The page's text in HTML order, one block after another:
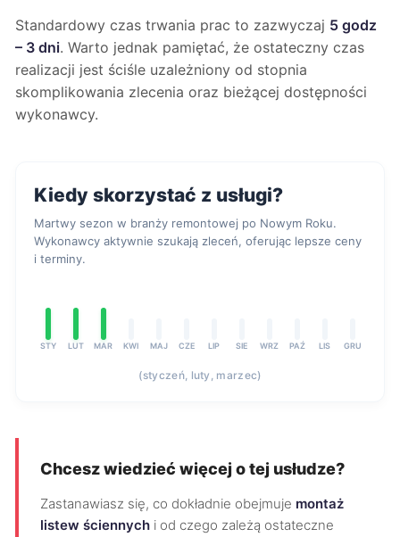
Standardowy czas trwania prac to zazwyczaj 5 godz
– 3 dni. Warto jednak pamiętać, że ostateczny czas
realizacji jest ściśle uzależniony od stopnia
skomplikowania zlecenia oraz bieżącej dostępności
wykonawcy.
Kiedy skorzystać z usługi?
Martwy sezon w branży remontowej po Nowym Roku.
Wykonawcy aktywnie szukają zleceń, oferując lepsze ceny
i terminy.
STY LUT MAR KWI MAJ CZE LIP SIE WRZ PAŹ LIS GRU
(styczeń, luty, marzec)
Chcesz wiedzieć więcej o tej usłudze?
Zastanawiasz się, co dokładnie obejmuje montaż
listew ściennych i od czego zależą ostateczne